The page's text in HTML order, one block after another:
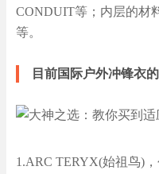
CONDUIT等；内层的材
等。
目前国际户外冲锋衣
1.ARC TERYX(始祖鸟)